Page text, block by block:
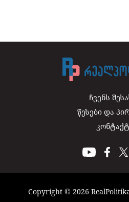
ჩვენს
წესები და
Copyright © 2026